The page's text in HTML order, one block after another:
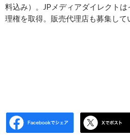
料込み）。JPメディアダイレクト
理権を取得。販売代理店も募集して